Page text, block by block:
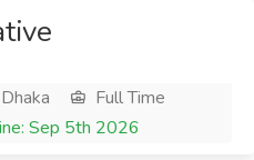
Full Time
Sep 5th 2026